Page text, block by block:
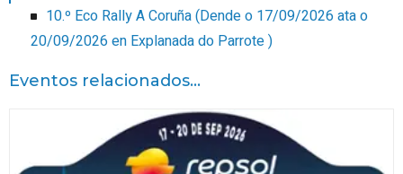
10.º Eco Rally A Coruña(Dende o 17/09/2026 ata o
20/09/2026 en Explanada do Parrote)
Eventos relacionados...